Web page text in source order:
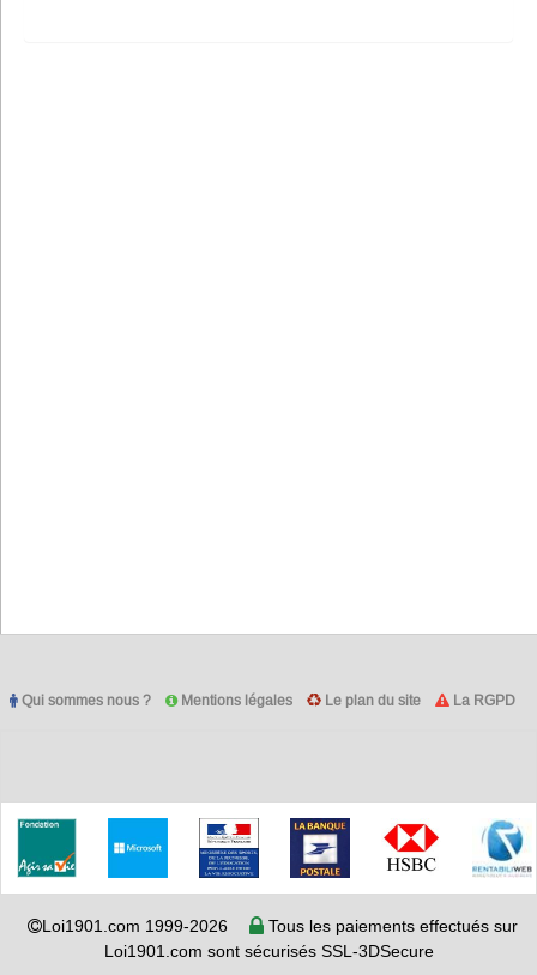
Qui sommes nous ? Mentions légales Le plan du site La RGPD
Loi1901.com 1999-2026
Tous les paiements effectués sur
Loi1901.com sont sécurisés SSL-3DSecure